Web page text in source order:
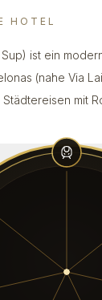
HOTEL
ist ein
(nahe Via
mit